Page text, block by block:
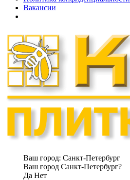
Вакансии
Ваш город: Санкт-Петербург
Ваш город Санкт-Петербург?
Да Нет